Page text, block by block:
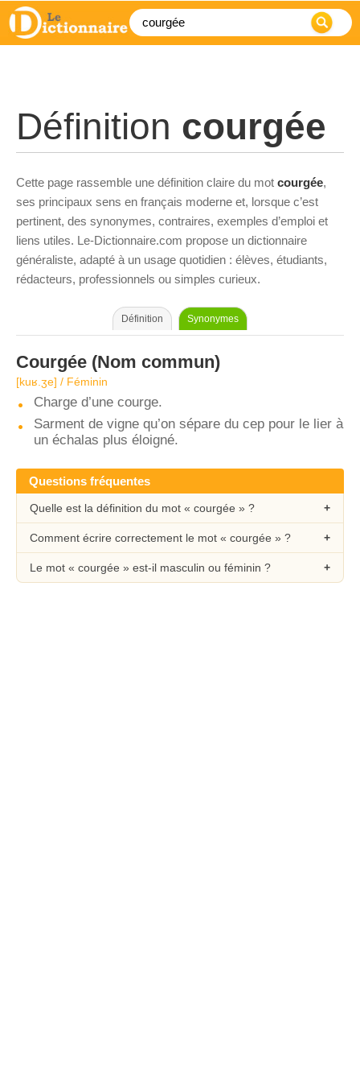
Définition courgée
Cette page rassemble une définition claire du mot courgée,
ses principaux sens en français moderne et, lorsque c’est
pertinent, des synonymes, contraires, exemples d’emploi et
liens utiles. Le-Dictionnaire.com propose un dictionnaire
généraliste, adapté à un usage quotidien : élèves, étudiants,
rédacteurs, professionnels ou simples curieux.
Définition Synonymes
Courgée (Nom commun)
[kuʁ.ʒe] / Féminin
Charge d’une courge.
Sarment de vigne qu’on sépare du cep pour le lier à
un échalas plus éloigné.
Questions fréquentes
Quelle est la définition du mot « courgée » ?
Comment écrire correctement le mot « courgée » ?
Le mot « courgée » est-il masculin ou féminin ?